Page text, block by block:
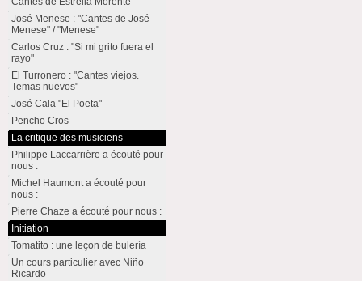
José Menese : "Cantes de José
Menese" / "Menese"
Carlos Cruz : "Si mi grito fuera el
rayo"
El Turronero : "Cantes viejos.
Temas nuevos"
José Cala "El Poeta"
Pencho Cros
La critique des musiciens
Philippe Laccarrière a écouté pour
nous :
Michel Haumont a écouté pour
nous :
Pierre Chaze a écouté pour nous :
Initiation
Tomatito : une leçon de bulería
Un cours particulier avec Niño
Ricardo